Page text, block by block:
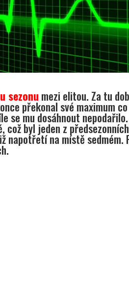
sezonu mezi elitou. Za tu
překonal své maximum
se mu dosáhnout
což byl jeden z
napotřetí na místě sedmém.